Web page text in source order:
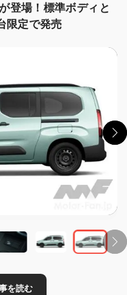
登場！標準ボディと
限定で発売